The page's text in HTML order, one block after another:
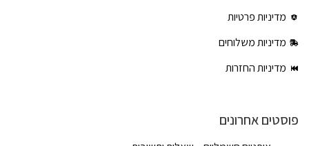
מדיניות פרטיות
מדיניות משלוחים
מדיניות החזרות
פוסטים אחרונים